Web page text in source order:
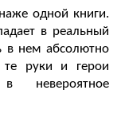
одной книги.
в реальный
в нем абсолютно
руки и герои
невероятное